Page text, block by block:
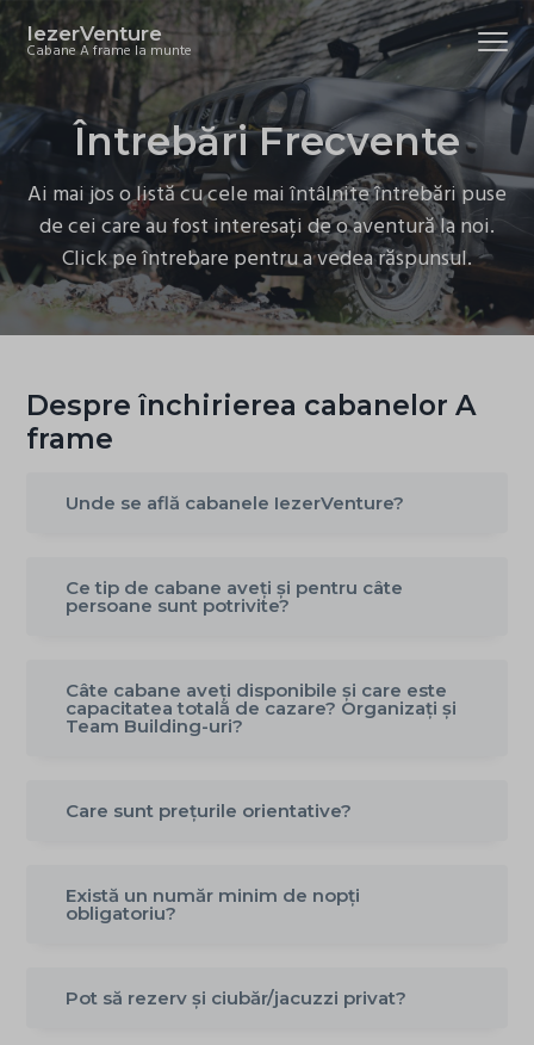
S
k
i
p
t
o
r
i
m
a
S
k
i
p
t
o
a
i
n
c
S
k
i
p
t
o
o
o
t
e
IezerVenture
Cabane A frame la munte Menu
Întrebări Frecvente
Ai mai jos o listă cu cele mai întâlnite întrebări puse
de cei care au fost interesați de o aventură la noi.
Click pe întrebare pentru a vedea răspunsul.
Despre închirierea cabanelor A
frame
Unde se află cabanele IezerVenture?
Ce tip de cabane aveți și pentru câte
persoane sunt potrivite?
Câte cabane aveți disponibile și care este
capacitatea totală de cazare? Organizați și
Team Building-uri?
Care sunt prețurile orientative?
Există un număr minim de nopți
obligatoriu?
Pot să rezerv și ciubăr/jacuzzi privat?